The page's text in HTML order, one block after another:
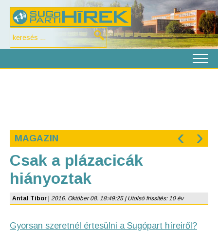
MAGAZIN ‹ ›
Csak a plázacicák
hiányoztak
Antal Tibor 2016. Október 08. 18:49:25 | Utolsó frissítés: 10 év
Gyorsan szeretnél értesülni a Sugópart híreiről?